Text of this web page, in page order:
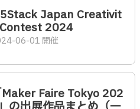
Japan Creativit
2024
06-01 開催
Maker Faire Tokyo 202